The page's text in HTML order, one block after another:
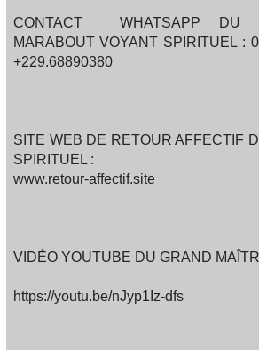
CONTACT WHATSAPP DU
MARABOUT VOYANT SPIRITUEL :
+229.68890380
SITE WEB DE RETOUR AFFECTIF
SPIRITUEL :
www.retour-affectif.site
VIDÉO YOUTUBE DU GRAND
https://youtu.be/nJyp1Iz-dfs